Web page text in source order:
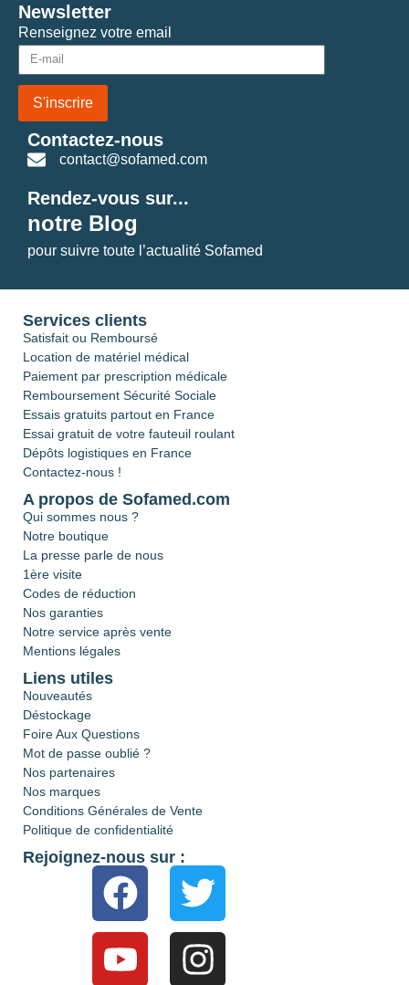
Renseignez votre email
S'inscrire
Newsletter
Contactez-nous
contact@sofamed.com
Rendez-vous sur...
notre Blog
pour suivre toute l’actualité Sofamed
Services clients
Satisfait ou Remboursé
Location de matériel médical
Paiement par prescription médicale
Remboursement Sécurité Sociale
Essais gratuits partout en France
Essai gratuit de votre fauteuil roulant
Dépôts logistiques en France
Contactez-nous !
A propos de Sofamed.com
Qui sommes nous ?
Notre boutique
La presse parle de nous
1ère visite
Codes de réduction
Nos garanties
Notre service après vente
Mentions légales
Liens utiles
Nouveautés
Déstockage
Foire Aux Questions
Mot de passe oublié ?
Nos partenaires
Nos marques
Conditions Générales de Vente
Politique de confidentialité
Rejoignez-nous sur :